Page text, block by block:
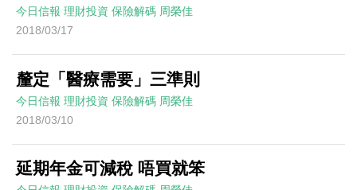
今日信報 理財投資 保險解碼 周榮佳
2018/03/17
釐定「醫療需要」三準則
今日信報 理財投資 保險解碼 周榮佳
2018/03/10
延期年金可減稅 唔買就笨